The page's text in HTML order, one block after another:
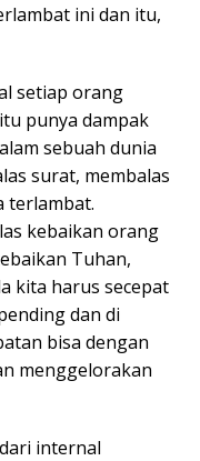
ini dan itu,
setiap orang
punya dampak
sebuah dunia
surat, membalas
terlambat.
kebaikan orang
Tuhan,
kita harus secepat
dan di
bisa dengan
menggelorakan
internal